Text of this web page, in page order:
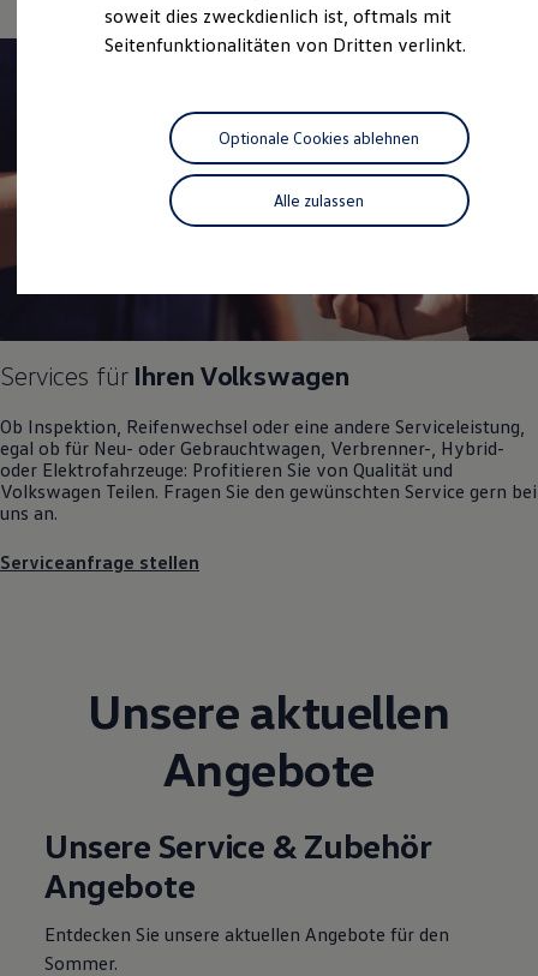
Driving Experience
Volkswagen entdecken
Lifestyle Shop
T-Roc Kollektion
Golf Kollektion
ID. Kollektion
Volkswagen Kollektion
R-Kollektion
myVolkswagen
Software Updates
Service und Ersatzteile
Reparaturen und Checks
Motorenöl und Flüssigkeiten
Räder und Reifen
Pannen- und Unfallhilfe
Zubehör
Wallbox und Ladekabel
Digitale Extras
Dienste für Ihr Modell finden
Volkswagen Apps, Login und Shop
Handy und Fahrzeug verbinden
Updates für Software, Karten und Radio
Vorgängermodelle
Volkswagen Kundenbetreuung
Assistenzsysteme
Services für Ihren Volkswagen
Ob Inspektion, Reifenwechsel oder eine andere Serviceleistung,
egal ob für Neu- oder Gebrauchtwagen , Verbrenner-, Hybrid-
oder Elektrofahrzeuge: Profitieren Sie von Qualität und
Volkswagen Teilen. Fragen Sie den gewünschten Service gern bei
uns an.
Serviceanfrage stellen
Unsere aktuellen
Angebote
Unsere Service & Zubehör
Angebote
Entdecken Sie unsere aktuellen Angebote für den
Sommer.
soweit dies zweckdienlich ist, oftmals mit
Seitenfunktionalitäten von Dritten verlinkt.
Alle zulassen
Optionale Cookies ablehnen